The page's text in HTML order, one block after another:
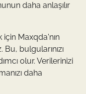
daha anlaşılır
Maxqda'nın
bulgularınızı
olur. Verilerinizi
daha